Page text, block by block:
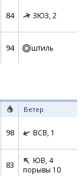
84 ЗЮЗ, 2
94 штиль
Ветер
98 ВСВ, 1
83 ЮВ, 4
порывы 10